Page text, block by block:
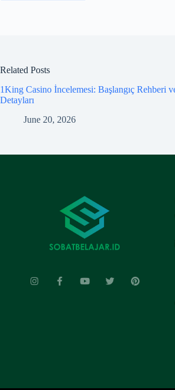
Related Posts
1King Casino İncelemesi: Başlangıç Rehberi
Detayları
June 20, 2026